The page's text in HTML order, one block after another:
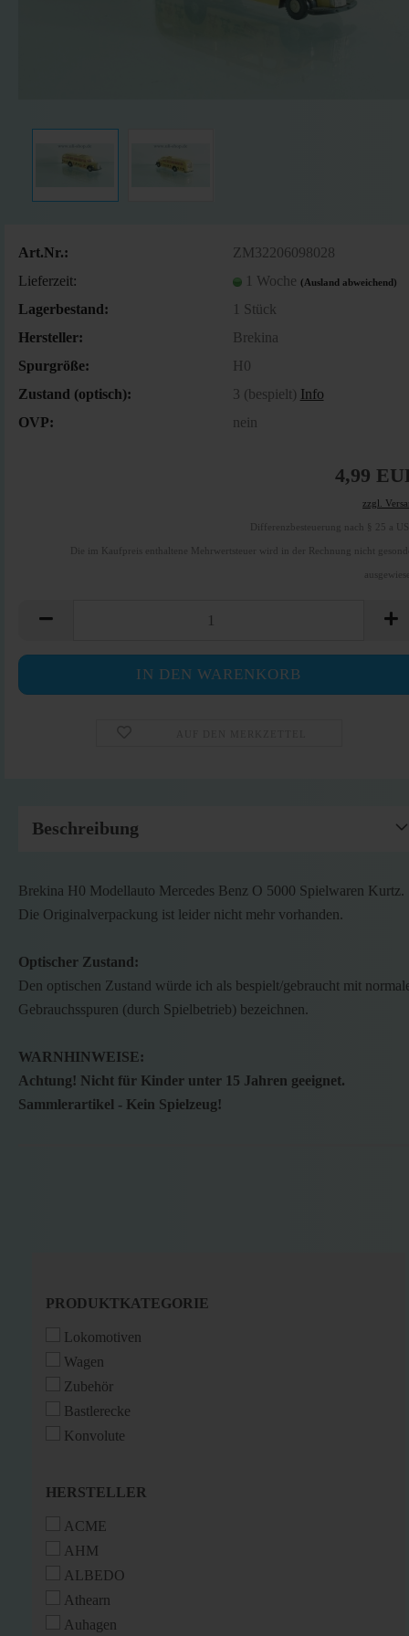
Art.Nr.:
ZM32206098028
Lieferzeit:
1 Woche (Ausland abweichend)
Lagerbestand: 1 Stück
Hersteller:
Brekina
Spurgröße:
H0
Zustand (optisch):
3 (bespielt) Info
OVP:
nein
4,99
zzgl.
Differenzbesteuerung nach § 25 a
Die im Kaufpreis enthaltene Mehrwertsteuer wird in der Rechnung nicht
Beschreibung
Brekina H0 Modellauto Mercedes Benz O 5000 Spielwaren Kurtz.
Die Originalverpackung ist leider nicht mehr vorhanden.
Optischer Zustand:
Den optischen Zustand würde ich als bespielt/gebraucht mit
Gebrauchsspuren (durch Spielbetrieb) bezeichnen.
WARNHINWEISE:
Achtung! Nicht für Kinder unter 15 Jahren geeignet.
Sammlerartikel - Kein Spielzeug!
PRODUKTKATEGORIE
PRODUKTKATEGORIE
Lokomotiven
Wagen
Zubehör
Bastlerecke
Konvolute
HERSTELLER
HERSTELLER
ACME
AHM
ALBEDO
Athearn
Auhagen